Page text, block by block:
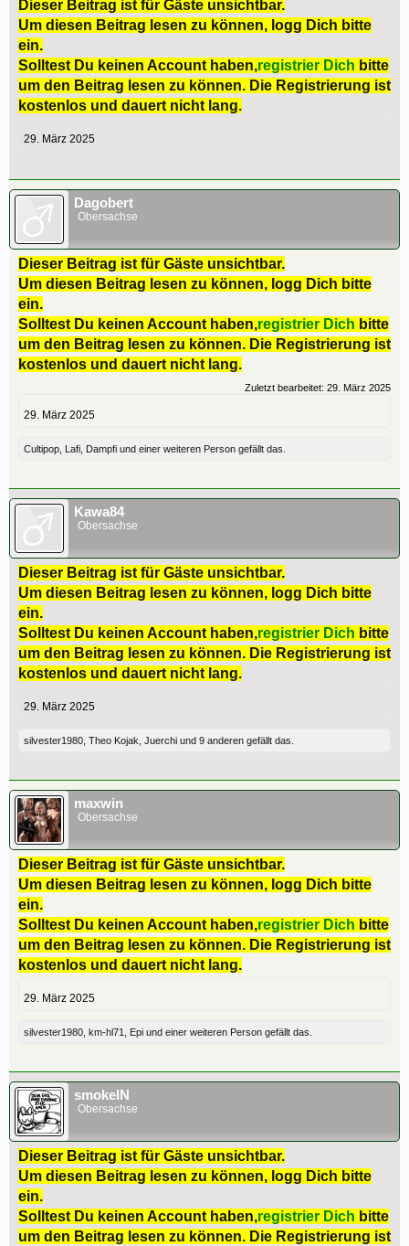
Dieser Beitrag ist für Gäste unsichtbar.
Um diesen Beitrag lesen zu können, logg Dich bitte
ein.
Solltest Du keinen Account haben,registrier Dich bitte
um den Beitrag lesen zu können. Die Registrierung ist
kostenlos und dauert nicht lang.
29. März 2025
Dagobert
Obersachse
Dieser Beitrag ist für Gäste unsichtbar.
Um diesen Beitrag lesen zu können, logg Dich bitte
ein.
Solltest Du keinen Account haben,registrier Dich bitte
um den Beitrag lesen zu können. Die Registrierung ist
kostenlos und dauert nicht lang.
Zuletzt bearbeitet: 29. März 2025
29. März 2025
Cultipop Lafi Dampfi und einer weiteren Person gefällt das.
Kawa84
Obersachse
Dieser Beitrag ist für Gäste unsichtbar.
Um diesen Beitrag lesen zu können, logg Dich bitte
ein.
Solltest Du keinen Account haben,registrier Dich bitte
um den Beitrag lesen zu können. Die Registrierung ist
kostenlos und dauert nicht lang.
29. März 2025
silvester1980 Theo Kojak Juerchi und 9 anderen gefällt das.
maxwin
Obersachse
Dieser Beitrag ist für Gäste unsichtbar.
Um diesen Beitrag lesen zu können, logg Dich bitte
ein.
Solltest Du keinen Account haben,registrier Dich bitte
um den Beitrag lesen zu können. Die Registrierung ist
kostenlos und dauert nicht lang.
29. März 2025
silvester1980 km-hl71 Epi und einer weiteren Person gefällt das.
smokeIN
Obersachse
Dieser Beitrag ist für Gäste unsichtbar.
Um diesen Beitrag lesen zu können, logg Dich bitte
ein.
Solltest Du keinen Account haben,registrier Dich bitte
um den Beitrag lesen zu können. Die Registrierung ist